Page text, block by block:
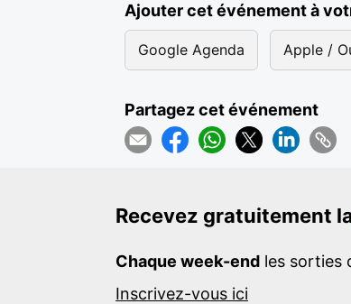
Ajouter cet événement à
Google Agenda Apple /
Partagez cet événement
Recevez gratuitement
Chaque week-end les sorties
Inscrivez-vous ici